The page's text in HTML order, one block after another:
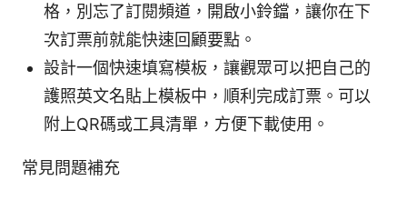
格，別忘了訂閱頻道，開啟小鈴鐺，讓你在下
次訂票前就能快速回顧要點。
設計一個快速填寫模板，讓觀眾可以把自己的
護照英文名貼上模板中，順利完成訂票。可以
附上QR碼或工具清單，方便下載使用。
常見問題補充